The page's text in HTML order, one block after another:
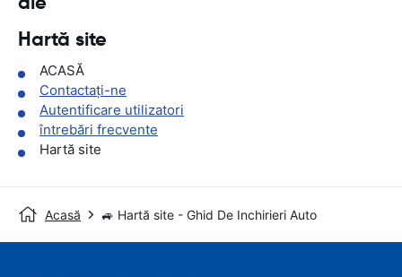
Hartă site
ACASĂ
Contactaţi-ne
Autentificare utilizatori
întrebări frecvente
Hartă site
Acasă 🚙 Hartă site - Ghid De Inchirieri Auto